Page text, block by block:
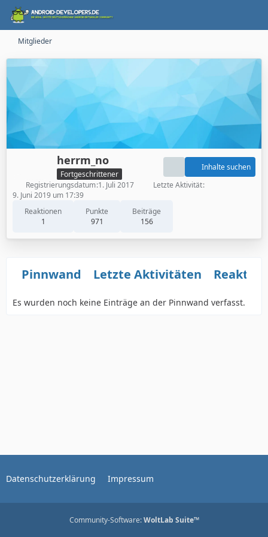
Mitglieder
herrm_no
Fortgeschrittener
Reaktionen
1
Punkte
971
Beiträge
156
Inhalte suchen
Registrierungsdatum 1. Juli 2017
Letzte Aktivität
9. Juni 2019 um 17:39
Pinnwand Letzte Aktivitäten
Es wurden noch keine Einträge an der Pinnwand verfasst.
Datenschutzerklärung Impressum
Community-Software:WoltLab Suite™